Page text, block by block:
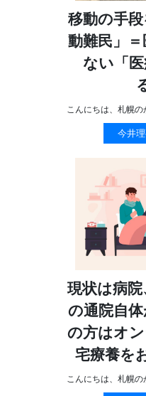
移動の手
動難民」
ない「
こんにちは、札幌
今井
現状は病
の通院自
の方はオ
宅療養を
こんにちは、札幌